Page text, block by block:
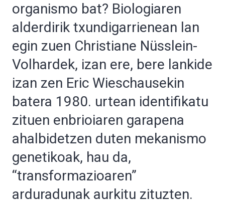
organismo bat? Biologiaren
alderdirik txundigarrienean lan
egin zuen Christiane Nüsslein-
Volhardek, izan ere, bere lankide
izan zen Eric Wieschausekin
batera 1980. urtean identifikatu
zituen enbrioiaren garapena
ahalbidetzen duten mekanismo
genetikoak, hau da,
“transformazioaren”
arduradunak aurkitu zituzten.